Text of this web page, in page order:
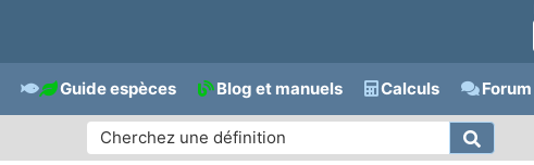
Guide espèces Blog et manuels Calculs